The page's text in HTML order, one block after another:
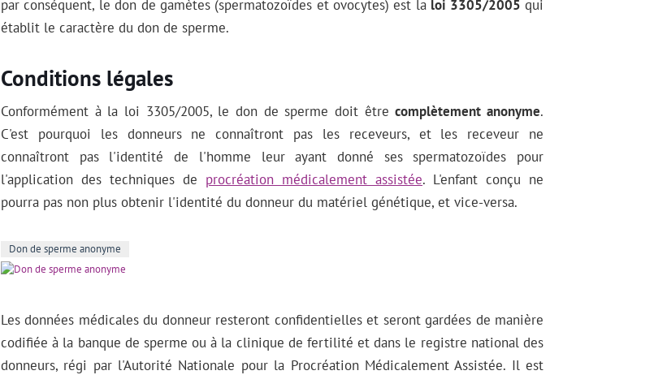
par conséquent, le don de gamètes (spermatozoïdes et ovocytes) est la loi 3305/2005 qui
établit le caractère du don de sperme.
Conditions légales
Conformément à la loi 3305/2005, le don de sperme doit êtrecomplètement anonyme.
C'est pourquoi les donneurs ne connaîtront pas les receveurs, et les receveur ne
connaîtront pas l'identité de l'homme leur ayant donné ses spermatozoïdes pour
l'application des techniques de procréation médicalement assistée. L'enfant conçu ne
pourra pas non plus obtenir l'identité du donneur du matériel génétique, et vice-versa.
Don de sperme anonyme
Les données médicales du donneur resteront confidentielles et seront gardées de manière
codifiée à la banque de sperme ou à la clinique de fertilité et dans le registre national des
donneurs, régi par l'Autorité Nationale pour la Procréation Médicalement Assistée. Il est